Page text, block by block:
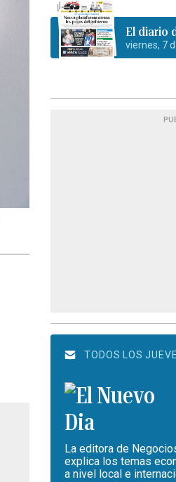
El diario
viernes, 7
TODOS LOS
La editora de
explica los temas
a nivel local e